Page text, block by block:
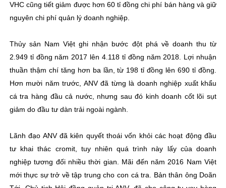
VHC cũng tiết giảm được hơn 60 tỉ đồng chi phí bán hàng và giữ
nguyên chi phí quản lý doanh nghiệp.
Thủy sản Nam Việt ghi nhận bước đột phá về doanh thu từ
2.949 tỉ đồng năm 2017 lên 4.118 tỉ đồng năm 2018. Lợi nhuận
thuần thậm chí tăng hơn ba lần, từ 198 tỉ đồng lên 690 tỉ đồng.
Hơn mười năm trước, ANV đã từng là doanh nghiệp xuất khẩu
cá tra hàng đầu cả nước, nhưng sau đó kinh doanh cốt lõi sụt
giảm do đầu tư dàn trải ngoài ngành.
Lãnh đạo ANV đã kiên quyết thoái vốn khỏi các hoạt động đầu
tư khai thác cromit, tuy nhiên quá trình này lấy của doanh
nghiệp tương đối nhiều thời gian. Mãi đến năm 2016 Nam Việt
mới thực sự trở về tập trung cho con cá tra. Bản thân ông Doãn